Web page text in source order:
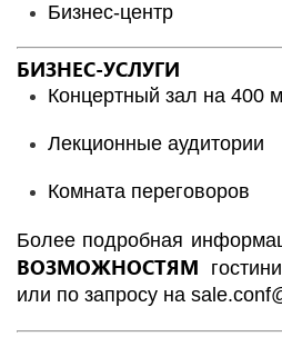
Бизнес-центр
БИЗНЕС-УСЛУГИ
Концертный зал на 400
Лекционные аудитории
Комната переговоров
Более подробная
ВОЗМОЖНОСТЯМ
или по запросу на